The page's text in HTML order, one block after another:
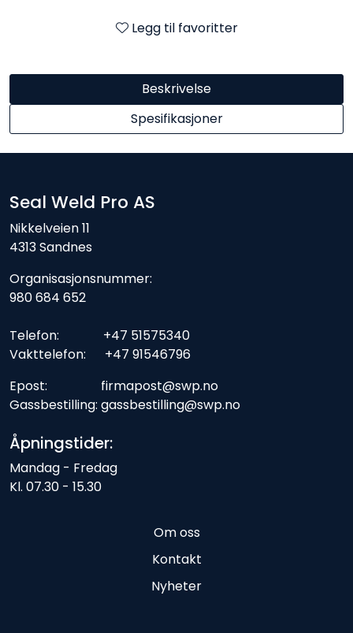
Legg til favoritter
Beskrivelse
Spesifikasjoner
Seal Weld Pro AS
Nikkelveien 11
4313 Sandnes
Organisasjonsnummer:
980 684 652
Telefon: +47 51575340
Vakttelefon: +47 91546796
Epost: firmapost@swp.no
Gassbestilling: gassbestilling@swp.no
Åpningstider:
Mandag - Fredag
Kl. 07.30 - 15.30
Om oss
Kontakt
Nyheter